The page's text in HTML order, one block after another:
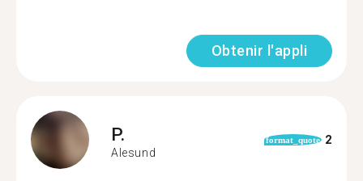
Obtenir l'appli
P.
Alesund
format_quote 2